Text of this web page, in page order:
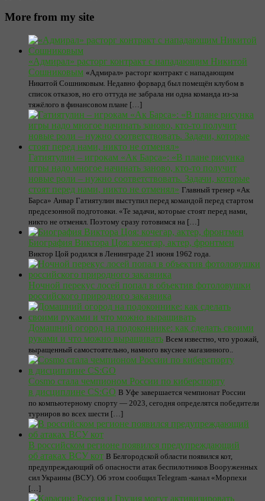
More from my site
«Адмирал» расторг контракт с нападающим Никитой
Сошниковым «Адмирал» расторг контракт с нападающим
Никитой Сошниковым. Недавно форвард был помещён клубом в
список отказов, но его оттуда не забрала ни одна команда из-за
тяжёлого в финансовом плане […]
Гатиятулин – игрокам «Ак Барса»: «В плане рисунка
игры надо многое начинать заново, кто-то получит
новые роли – нужно соответствовать. Задачи, которые
стоят перед нами, никто не отменял» Главный тренер «Ак
Барса» Анвар Гатиятулин выступил перед командой перед стартом
предсезонной подготовки. «Те задачи, которые стоят перед нами,
никто не отменял. Поэтому сразу готовимся на […]
Биография Виктора Цоя: кочегар, актер, фронтмен
Виктор Цой родился в Ленинграде 21 июня 1962 года.
Ночной перекус лосей попал в объектив фотоловушки
российского природного заказника
Домашний огород на подоконнике: как сделать своими
руками и что можно выращивать Всем известно, что урожай,
выращенный самостоятельно, намного вкуснее магазинного..
Cosmo стала чемпионом России по киберспорту
в дисциплине CS:GO В Уфе завершается чемпионат России
по компьютерному спорту — 2023, сегодня определятся победители
турниров во всех шести […]
В российском регионе появился предупреждающий
об атаках ВСУ кот В Белгородской области появился кот,
предупреждающий об опасности атак беспилотников Вооруженных
сил Украины (ВСУ). Об этом сообщил Telegram -канал «Морпехи
[…]